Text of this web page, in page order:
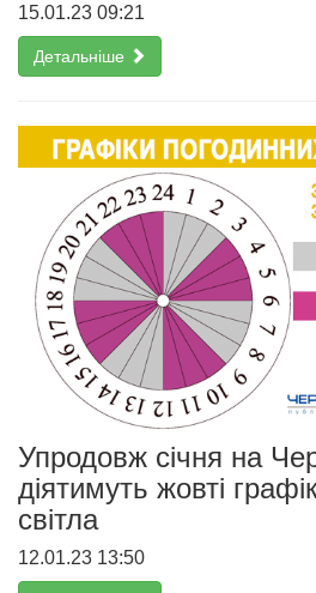
15.01.23 09:21
Детальніше
Упродовж січня на
діятимуть жовті
світла
12.01.23 13:50